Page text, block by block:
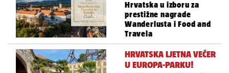
Hrvatska u izboru za
prestižne nagrade
Wanderlusta i Food and
Travela
HRVATSKA LJETNA VEČER
U EUROPA-PARKU!